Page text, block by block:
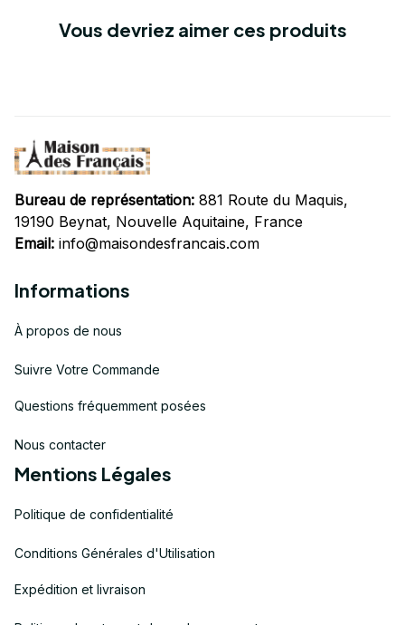
Vous devriez aimer ces produits
Bureau de représentation: 881 Route du Maquis,
19190 Beynat, Nouvelle Aquitaine, France
Email: info@maisondesfrancais.com
Informations
À propos de nous
Suivre Votre Commande
Questions fréquemment posées
Nous contacter
Mentions Légales
Politique de confidentialité
Conditions Générales d'Utilisation
Expédition et livraison